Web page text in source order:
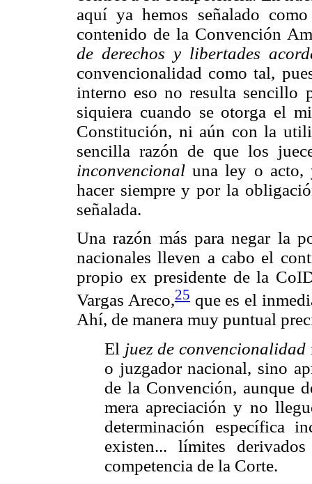
aquí ya hemos señalado
contenido de la Convención
de derechos y libertades
convencionalidad como tal,
interno eso no resulta sencillo
siquiera cuando se otorga el
Constitución, ni aún con la
sencilla razón de que los
inconvencional una ley o acto,
hacer siempre y por la
señalada.
Una razón más para negar la
nacionales lleven a cabo el
propio ex presidente de la
Vargas Areco,25que es el
Ahí, de manera muy puntual
El juez de convencionalidad
o juzgador nacional, sino
de la Convención, aunque
mera apreciación y no
determinación específica
existen... límites
competencia de la Corte.